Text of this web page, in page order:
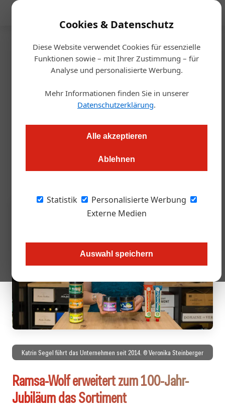
Cookies & Datenschutz
Diese Website verwendet Cookies für essenzielle
Funktionen sowie – mit Ihrer Zustimmung – für
Analyse und personalisierte Werbung.
Mehr Informationen finden Sie in unserer
Datenschutzerklärung.
Alle akzeptieren
Ablehnen
Statistik
Personalisierte Werbung
Externe Medien
Auswahl speichern
Startseite/Allgemein
100 Jahre Ramsa-Wolf
m.hoeller@wirtschaftsverlag.at 22.06.2026, 07:59 Uhr
Die Wiener Senfmanufaktur Ramsa-Wolf feiert 2026 ihr 100-
Spezialitäten auf den Markt: Ramsa Bio Senfkaviar und Ramsa
Feigen Senf.
Katrin Segel führt das Unternehmen seit 2014. © Veronika Steinberger
Ramsa-Wolf erweitert zum 100-Jahr-
Jubiläum das Sortiment